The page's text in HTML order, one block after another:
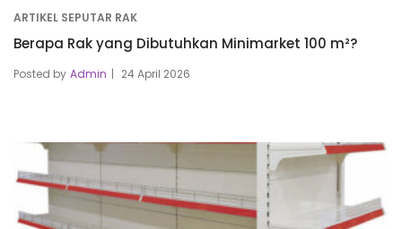
ARTIKEL SEPUTAR RAK
Berapa Rak yang Dibutuhkan Minimarket 100 m²?
Posted by Admin 24 April 2026